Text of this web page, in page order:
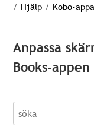
/ Hjälp / Kobo-
Anpassa
Books-
söka